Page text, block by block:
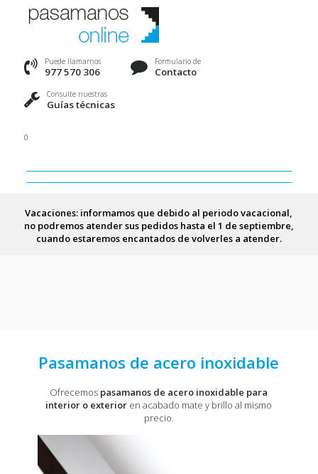
Puede llamarnos
977 570 306
Formulario de
Contacto
Consulte nuestras
Guías técnicas
0
Vacaciones: informamos que debido al periodo vacacional,
no podremos atender sus pedidos hasta el 1 de septiembre,
cuando estaremos encantados de volverles a atender.
Pasamanos de acero inoxidable
Ofrecemos pasamanos de acero inoxidable para
interior o exterior en acabado mate y brillo al mismo
precio.